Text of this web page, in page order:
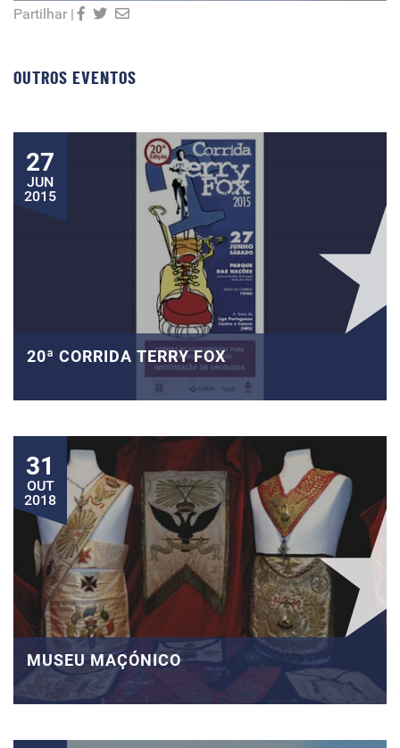
Partilhar |
OUTROS EVENTOS
27
JUN
2015
20ª CORRIDA TERRY FOX
31
OUT
2018
MUSEU MAÇÓNICO